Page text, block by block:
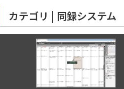
カテゴリ | 同録システム